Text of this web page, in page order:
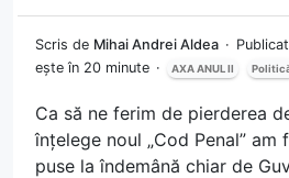
Scris de Mihai Andrei Aldea
ește în 20 minute
AXA ANUL II
Ca să ne ferim de pierderea
înțelege noul „Cod Penal”
puse la îndemână chiar de